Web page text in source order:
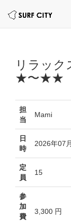
リラッ
★〜★★
担
当
Mami
日
時
2026年07
定
員
15
参
加
費
3,300 円